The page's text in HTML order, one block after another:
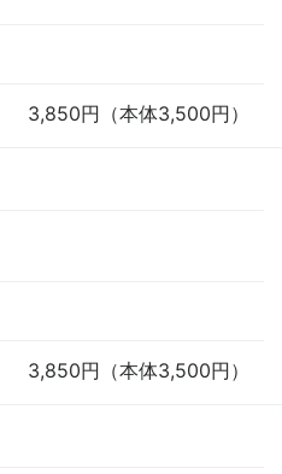
3,850円（本体3,500円）
3,850円（本体3,500円）